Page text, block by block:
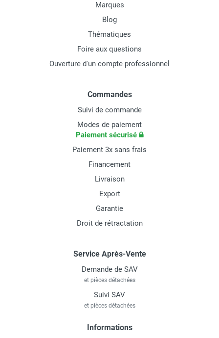
Marques
Blog
Thématiques
Foire aux questions
Ouverture d'un compte professionnel
Commandes
Suivi de commande
Modes de paiement
Paiement sécurisé
Paiement 3x sans frais
Financement
Livraison
Export
Garantie
Droit de rétractation
Service Après-Vente
Demande de SAV
et pièces détachées
Suivi SAV
et pièces détachées
Informations